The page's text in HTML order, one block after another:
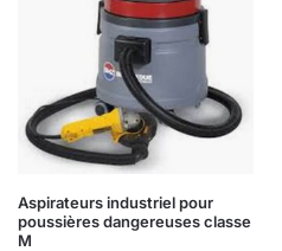
Aspirateurs industriel pour
poussières dangereuses classe
M